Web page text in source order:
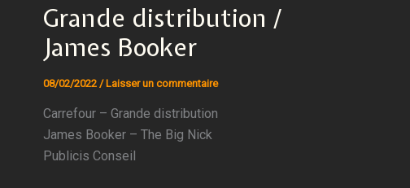
Grande distribution /
James Booker
08/02/2022 /Laisser un commentaire
Carrefour – Grande distribution
James Booker – The Big Nick
Publicis Conseil